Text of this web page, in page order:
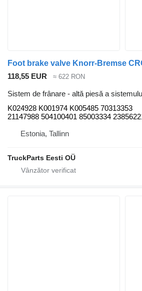
118,55 EUR ≈ 622 RON
Sistem de frânare - altă piesă a
K024928 K001974 K005485 70313353
21147988 504100401 85003334
Estonia, Tallinn
TruckParts Eesti OÜ